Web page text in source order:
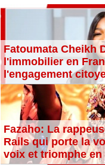
Fatoumata Cheikh
l'immobilier en
l'engagement
Fazaho: La
Rails qui porte la
voix et triomphe en